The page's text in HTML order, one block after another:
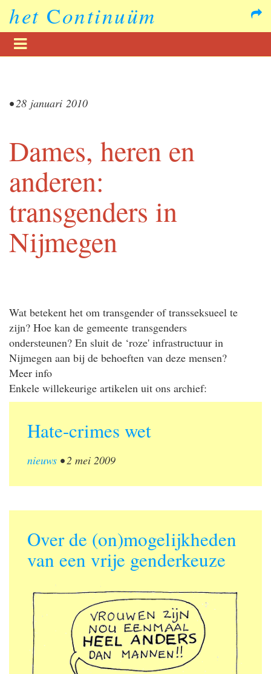
het Continuüm
•28 januari 2010
Dames, heren en
anderen:
transgenders in
Nijmegen
Wat betekent het om transgender of transseksueel te
zijn? Hoe kan de gemeente transgenders
ondersteunen? En sluit de ‘roze' infrastructuur in
Nijmegen aan bij de behoeften van deze mensen?
Meer info
Enkele willekeurige artikelen uit ons archief:
Hate-crimes wet
nieuws •2 mei 2009
Over de (on)mogelijkheden
van een vrije genderkeuze